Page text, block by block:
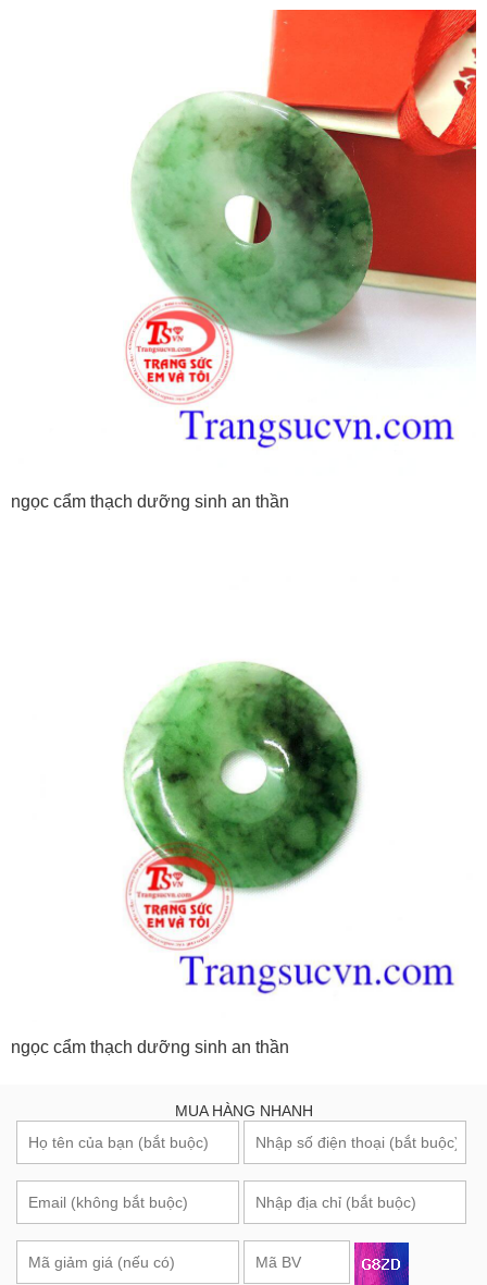
ngọc cẩm thạch dưỡng sinh an thần
ngọc cẩm thạch dưỡng sinh an thần
MUA HÀNG NHANH